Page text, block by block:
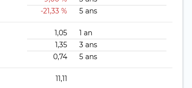
-21,33 %
5 ans
1,05
1 an
1,35
3 ans
0,74
5 ans
11,11